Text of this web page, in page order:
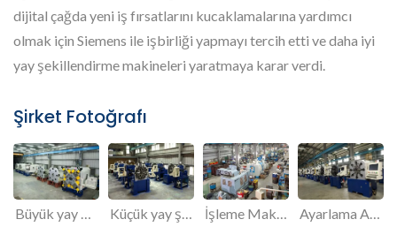
dijital çağda yeni iş fırsatlarını kucaklamalarına yardımcı
olmak için Siemens ile işbirliği yapmayı tercih etti ve daha iyi
yay şekillendirme makineleri yaratmaya karar verdi.
Şirket Fotoğrafı
Büyük yay şekillendirme makinesi Montaj Alanı Küçük yay şekillendirme makinesi Montaj Alanı İşleme Makineleri Alanı Ayarlama Alanı